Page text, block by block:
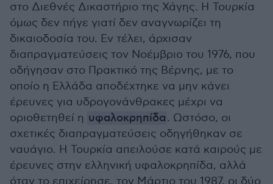
στο Διεθνές Δικαστήριο της Χάγης. Η Τουρκία
όμως δεν πήγε γιατί δεν αναγνωρίζει τη
δικαιοδοσία του. Εν τέλει, άρχισαν
διαπραγματεύσεις τον Νοέμβριο του 1976, που
οδήγησαν στο Πρακτικό της Βέρνης, με το
οποίο η Ελλάδα αποδέχτηκε να μην κάνει
έρευνες για υδρογονάνθρακες μέχρι να
οριοθετηθεί η υφαλοκρηπίδα. Ωστόσο, οι
σχετικές διαπραγματεύσεις οδηγήθηκαν σε
ναυάγιο. Η Τουρκία απειλούσε κατά καιρούς με
έρευνες στην ελληνική υφαλοκρηπίδα, αλλά
όταν το επιχείρησε, τον Μάρτιο του 1987, οι δύο